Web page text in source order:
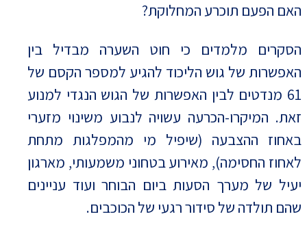
האם הפעם תוכרע המחלוקת?
הסקרים מלמדים כי חוט השערה מבדיל בין
האפשרות של גוש הליכוד להגיע למספר הקסם של
61 מנדטים לבין האפשרות של הגוש הנגדי למנוע
זאת. המיקרו-הכרעה עשויה לנבוע משינוי מזערי
באחוז ההצבעה (שיפיל מי מהמפלגות מתחת
לאחוז החסימה), מאירוע בטחוני משמעותי, מארגון
יעיל של מערך הסעות ביום הבוחר ועוד עניינים
שהם תולדה של סידור רגעי של הכוכבים.